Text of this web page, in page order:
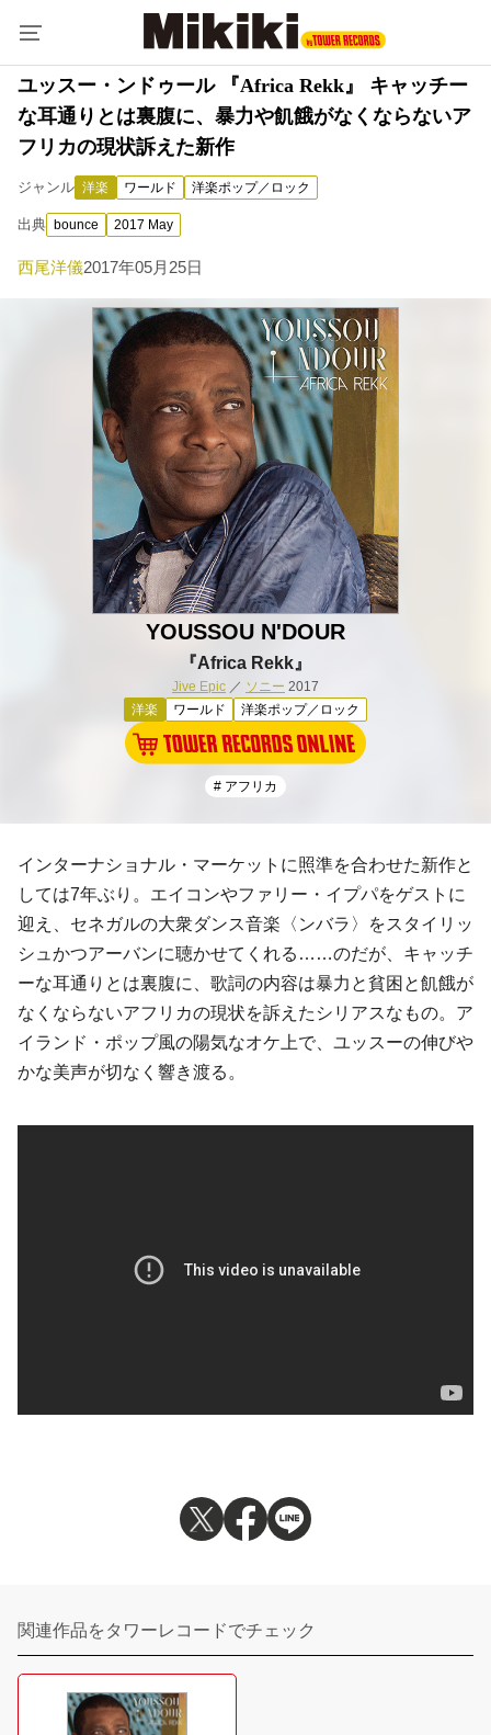
ユッスー・ンドゥール 『Africa Rekk』 キャッチー
な耳通りとは裏腹に、暴力や飢餓がなくならないア
フリカの現状訴えた新作
ジャンル 洋楽 ワールド 洋楽ポップ／ロック
出典 bounce 2017 May
西尾洋儀2017年05月25日
YOUSSOU N'DOUR
『Africa Rekk』
Jive Epic ／ ソニー 2017
洋楽
ワールド 洋楽ポップ／ロック
# アフリカ
インターナショナル・マーケットに照準を合わせた新作と
しては7年ぶり。エイコンやファリー・イプパをゲストに
迎え、セネガルの大衆ダンス音楽〈ンバラ〉をスタイリッ
シュかつアーバンに聴かせてくれる……のだが、キャッチ
ーな耳通りとは裏腹に、歌詞の内容は暴力と貧困と飢餓が
なくならないアフリカの現状を訴えたシリアスなもの。ア
イランド・ポップ風の陽気なオケ上で、ユッスーの伸びや
かな美声が切なく響き渡る。
関連作品をタワーレコードでチェック